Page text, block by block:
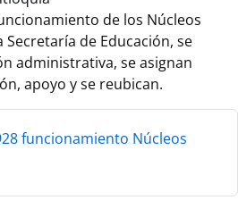
de los Núcleos
de Educación, se
administrativa, se asignan
apoyo y se reubican.
funcionamiento Núcleos